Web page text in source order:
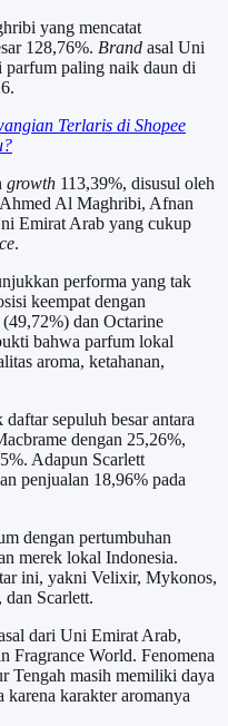
yang mencatat
128,76%. Brand asal Uni
parfum paling naik daun di
Terlaris di Shopee
growth 113,39%, disusul oleh
Ahmed Al Maghribi, Afnan
Emirat Arab yang cukup
.
performa yang tak
keempat dengan
dan Octarine
bahwa parfum lokal
aroma, ketahanan,
sepuluh besar antara
dengan 25,26%,
Adapun Scarlett
penjualan 18,96% pada
dengan pertumbuhan
merek lokal Indonesia.
ini, yakni Velixir, Mykonos,
Scarlett.
dari Uni Emirat Arab,
Fragrance World. Fenomena
Tengah masih memiliki daya
karena karakter aromanya